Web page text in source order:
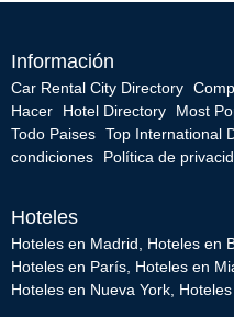
Información
Car Rental City Directory
Hacer
Hotel Directory Most
Todo Paises Top International
condiciones
Política de
Hoteles
Hoteles en Madrid Hoteles en
Hoteles en París Hoteles en
Hoteles en Nueva York